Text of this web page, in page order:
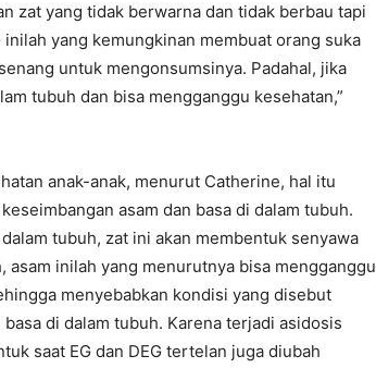
zat yang tidak berwarna dan tidak berbau tapi
inilah yang kemungkinan membuat orang suka
untuk mengonsumsinya. Padahal, jika
tubuh dan bisa mengganggu kesehatan,”
anak-anak, menurut Catherine, hal itu
asam dan basa di dalam tubuh.
tubuh, zat ini akan membentuk senyawa
inilah yang menurutnya bisa mengganggu
menyebabkan kondisi yang disebut
di dalam tubuh. Karena terjadi asidosis
saat EG dan DEG tertelan juga diubah